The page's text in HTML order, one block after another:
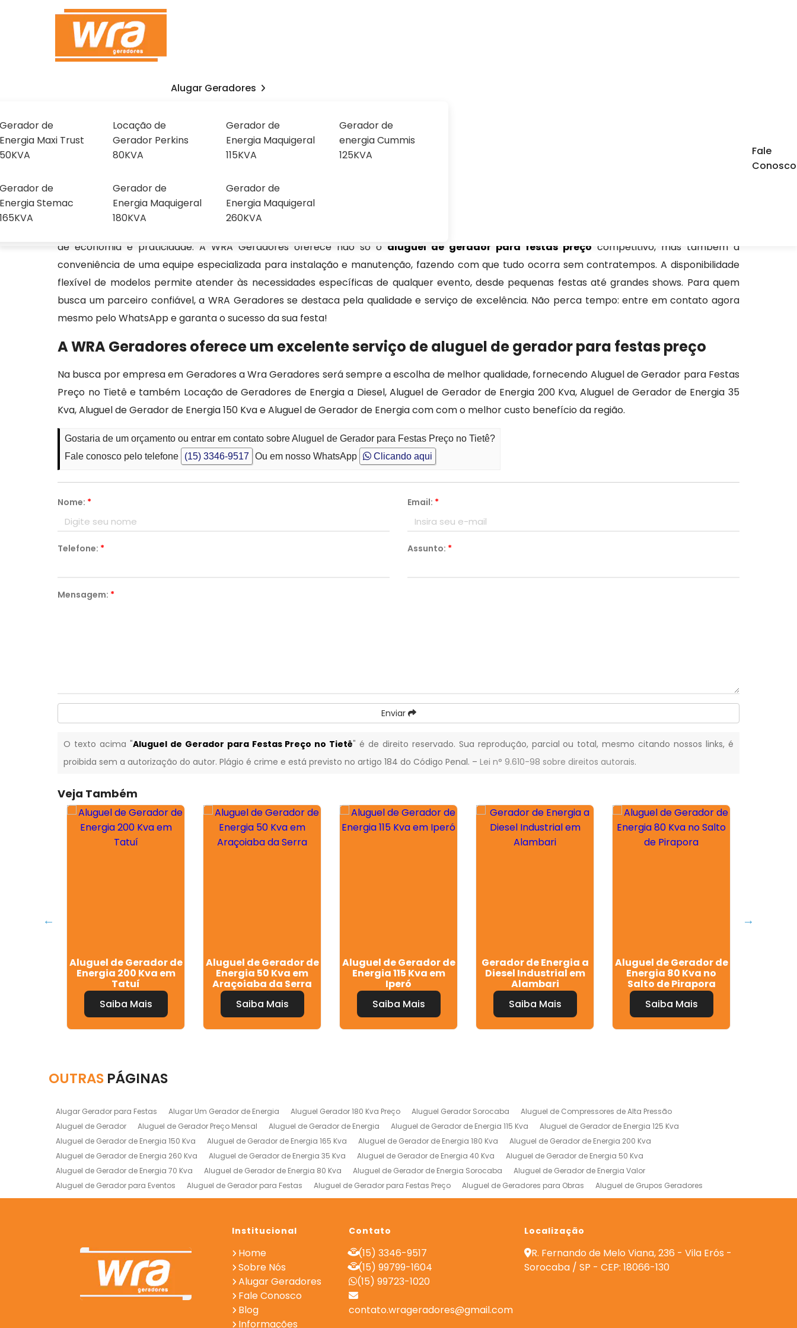
Sobre
Alugar Geradores
Gerador de
Energia Maxi Trust
50KVA
Locação de
Gerador Perkins
80KVA
Gerador de
Energia Maquigeral
115KVA
Gerador de
energia Cummis
125KVA
Gerador de
Energia Stemac
165KVA
Gerador de
Energia Maquigeral
180KVA
Gerador de
Energia Maquigeral
260KVA
Fale
Conosco
Aluguel de Gerador para Festas
Preço no Tietê
Informações»Aluguel de Gerador para Festas Preço no Tietê
de economia e praticidade. A WRA Geradores oferece não só o aluguel de gerador para festas preço competitivo, mas também a
conveniência de uma equipe especializada para instalação e manutenção, fazendo com que tudo ocorra sem contratempos. A disponibilidade
flexível de modelos permite atender às necessidades específicas de qualquer evento, desde pequenas festas até grandes shows. Para quem
busca um parceiro confiável, a WRA Geradores se destaca pela qualidade e serviço de excelência. Não perca tempo: entre em contato agora
mesmo pelo WhatsApp e garanta o sucesso da sua festa!
A WRA Geradores oferece um excelente serviço de aluguel de gerador para festas preço
Na busca por empresa em Geradores a Wra Geradores será sempre a escolha de melhor qualidade, fornecendo Aluguel de Gerador para Festas
Preço no Tietê e também Locação de Geradores de Energia a Diesel, Aluguel de Gerador de Energia 200 Kva, Aluguel de Gerador de Energia 35
Kva, Aluguel de Gerador de Energia 150 Kva e Aluguel de Gerador de Energia com com o melhor custo benefício da região.
Gostaria de um orçamento ou entrar em contato sobre Aluguel de Gerador para Festas Preço no Tietê?
Fale conosco pelo telefone
(15) 3346-9517 Ou em nosso WhatsApp Clicando aqui
Nome: * Email: *
Telefone: * Assunto: *
Mensagem: *
Enviar
O texto acima "Aluguel de Gerador para Festas Preço no Tietê" é de direito reservado. Sua reprodução, parcial ou total, mesmo citando nossos links, é
proibida sem a autorização do autor. Plágio é crime e está previsto no artigo 184 do Código Penal. –Lei n° 9.610-98 sobre direitos autorais.
Veja Também
Aluguel de Gerador de
Energia 200 Kva em
Tatuí
Saiba Mais
Aluguel de Gerador de
Energia 50 Kva em
Araçoiaba da Serra
Saiba Mais
Aluguel de Gerador de
Energia 115 Kva em
Iperó
Saiba Mais
Gerador de Energia a
Diesel Industrial em
Alambari
Saiba Mais
Aluguel de Gerador de
Energia 80 Kva no
Salto de Pirapora
Saiba Mais
OUTRAS PÁGINAS
Alugar Gerador para Festas Alugar Um Gerador de Energia Aluguel Gerador 180 Kva Preço Aluguel Gerador Sorocaba
Aluguel de Compressores de Alta Pressão
Aluguel de Gerador
Aluguel de Gerador Preço Mensal Aluguel de Gerador de Energia Aluguel de Gerador de Energia 115 Kva
Aluguel de Gerador de Energia 125 Kva
Aluguel de Gerador de Energia 150 Kva
Aluguel de Gerador de Energia 165 Kva Aluguel de Gerador de Energia 180 Kva
Aluguel de Gerador de Energia 200 Kva
Aluguel de Gerador de Energia 260 Kva
Aluguel de Gerador de Energia 35 Kva Aluguel de Gerador de Energia 40 Kva
Aluguel de Gerador de Energia 50 Kva
Aluguel de Gerador de Energia 70 Kva
Aluguel de Gerador de Energia 80 Kva Aluguel de Gerador de Energia Sorocaba
Aluguel de Gerador de Energia Valor
Aluguel de Gerador para Eventos
Aluguel de Gerador para Festas Aluguel de Gerador para Festas Preço Aluguel de Geradores para Obras
Aluguel de Grupos Geradores
Empresa de Aluguel de Geradores
Empresa de Gerador de Energia Empresa de Geradores Empresa de Locação de Geradores
Gerador 180 Kva Aluguel
Locação Geradores de Energia Locação de Compressores de Alta Pressão Locação de Gerador 150 Kva
Locação de Gerador em Sorocaba
Locação de Geradores para Hospitais
Locação de Geradores para Obras Preço Aluguel de Gerador Preço de Locação de Geradores de Energia
Institucional
Home
Sobre Nós
Alugar Geradores
Fale Conosco
Blog
Informações
Contato
(15) 3346-9517
(15) 99799-1604
(15) 99723-1020
contato.wrageradores@gmail.com
Localização
R. Fernando de Melo Viana, 236 - Vila Erós -
Sorocaba / SP - CEP: 18066-130